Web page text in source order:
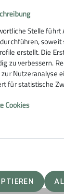
uns
Stelle führt
erstellt. Die
zu verbessern.
Nutzeranalyse
für statistische
Cookies